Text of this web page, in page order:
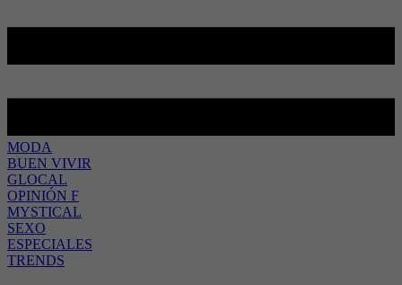
MODA
BUEN VIVIR
GLOCAL
OPINIÓN F
MYSTICAL
SEXO
ESPECIALES
TRENDS